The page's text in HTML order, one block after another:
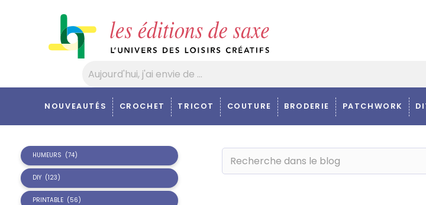
NOUVEAUTÉS CROCHET TRICOT COUTURE BRODERIE PATCHWORK
HUMEURS (74)
DIY (123)
PRINTABLE (56)